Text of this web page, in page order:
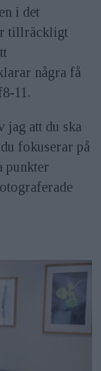
i det
tillräckligt
några få
11.
jag att du ska
fokuserar på
punkter